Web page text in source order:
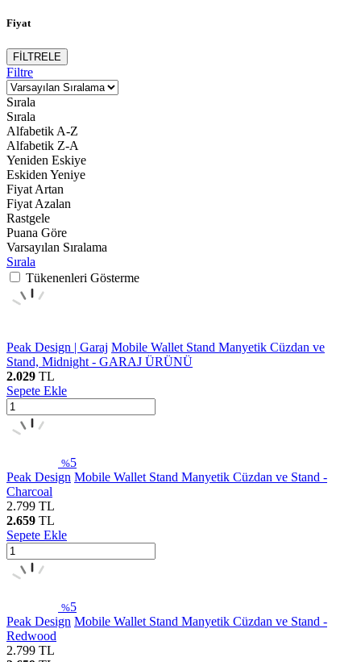
Fiyat
FİLTRELE
Filtre
Sırala
Sırala
Alfabetik A-Z
Alfabetik Z-A
Yeniden Eskiye
Eskiden Yeniye
Fiyat Artan
Fiyat Azalan
Rastgele
Puana Göre
Varsayılan Sıralama
Sırala
Tükenenleri Gösterme
Peak Design | Garaj Mobile Wallet Stand Manyetik Cüzdan ve
Stand, Midnight - GARAJ ÜRÜNÜ
2.029 TL
Sepete Ekle
%5
Peak Design Mobile Wallet Stand Manyetik Cüzdan ve Stand -
Charcoal
2.799 TL
2.659 TL
Sepete Ekle
%5
Peak Design Mobile Wallet Stand Manyetik Cüzdan ve Stand -
Redwood
2.799 TL